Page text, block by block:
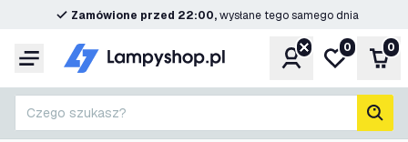
Zamówione przed 22:00,wysłane tego samego dnia
Menu KontoMoja lista
0 0
Czego szukasz?